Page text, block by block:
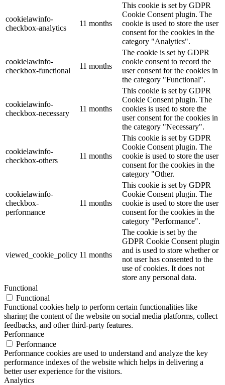
cookielawinfo-
checkbox-analytics
11 months
This cookie is set by GDPR
Cookie Consent plugin. The
cookie is used to store the user
consent for the cookies in the
category "Analytics".
cookielawinfo-
checkbox-functional
11 months
The cookie is set by GDPR
cookie consent to record the
user consent for the cookies in
the category "Functional".
cookielawinfo-
checkbox-necessary
11 months
This cookie is set by GDPR
Cookie Consent plugin. The
cookies is used to store the
user consent for the cookies in
the category "Necessary".
cookielawinfo-
checkbox-others
11 months
This cookie is set by GDPR
Cookie Consent plugin. The
cookie is used to store the user
consent for the cookies in the
category "Other.
cookielawinfo-
checkbox-
performance
11 months
This cookie is set by GDPR
Cookie Consent plugin. The
cookie is used to store the user
consent for the cookies in the
category "Performance".
viewed_cookie_policy 11 months
The cookie is set by the
GDPR Cookie Consent plugin
and is used to store whether or
not user has consented to the
use of cookies. It does not
store any personal data.
Functional
Functional
Functional cookies help to perform certain functionalities like
sharing the content of the website on social media platforms, collect
feedbacks, and other third-party features.
Performance
Performance
Performance cookies are used to understand and analyze the key
performance indexes of the website which helps in delivering a
better user experience for the visitors.
Analytics